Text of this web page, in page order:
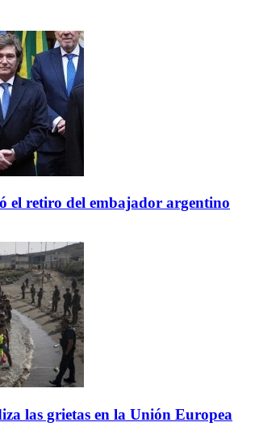
el retiro del embajador argentino
las grietas en la Unión Europea